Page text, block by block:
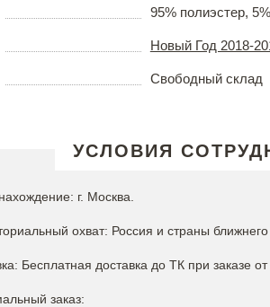
95% полиэстер,
Новый Год 2018-
Свободный склад
УСЛОВИЯ
г. Москва.
охват: Россия и страны ближнего
Бесплатная доставка до ТК при заказе
заказ: